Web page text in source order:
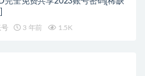
3 年前 1.5K